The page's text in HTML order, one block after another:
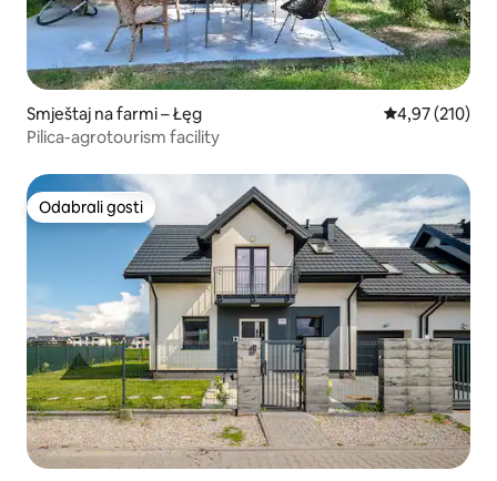
Smještaj na farmi – Łęg Prosječna
4,97 (210)
Pilica-agrotourism facility
Odabrali gosti
Odabrali gosti